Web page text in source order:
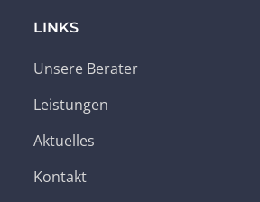
LINKS
Unsere Berater
Leistungen
Aktuelles
Kontakt